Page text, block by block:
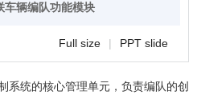
车辆编队功能模块
Full size | PPT slide
系统的核心管理单元，负责编队的创